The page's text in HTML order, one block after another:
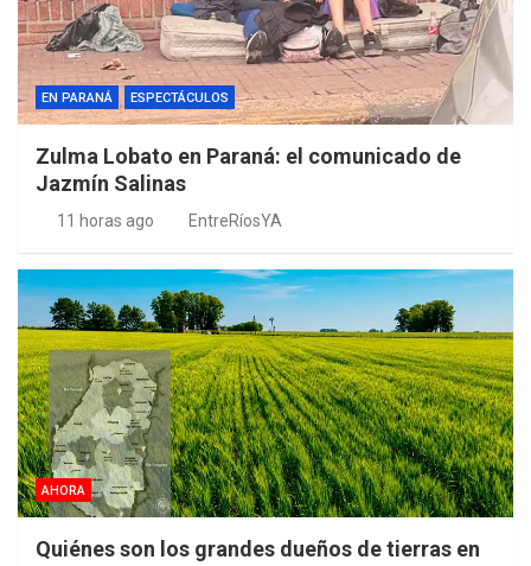
EN PARANÁ ESPECTÁCULOS
Zulma Lobato en Paraná: el comunicado de
Jazmín Salinas
11 horas ago EntreRíosYA
AHORA
Quiénes son los grandes dueños de tierras en